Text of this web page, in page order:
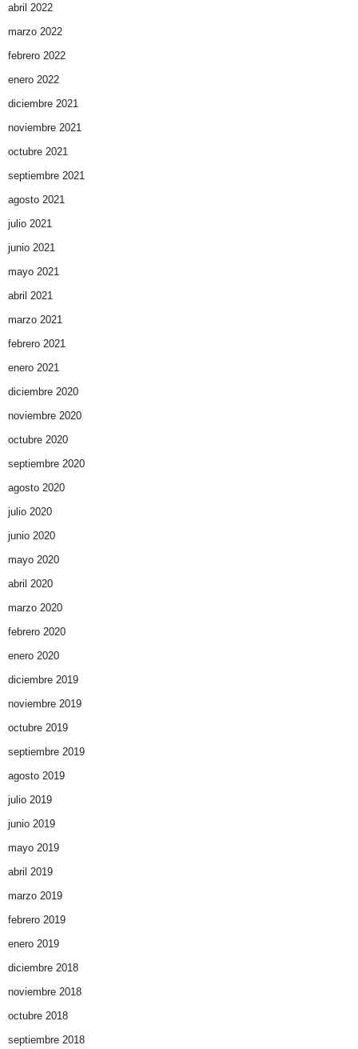
abril 2022
marzo 2022
febrero 2022
enero 2022
diciembre 2021
noviembre 2021
octubre 2021
septiembre 2021
agosto 2021
julio 2021
junio 2021
mayo 2021
abril 2021
marzo 2021
febrero 2021
enero 2021
diciembre 2020
noviembre 2020
octubre 2020
septiembre 2020
agosto 2020
julio 2020
junio 2020
mayo 2020
abril 2020
marzo 2020
febrero 2020
enero 2020
diciembre 2019
noviembre 2019
octubre 2019
septiembre 2019
agosto 2019
julio 2019
junio 2019
mayo 2019
abril 2019
marzo 2019
febrero 2019
enero 2019
diciembre 2018
noviembre 2018
octubre 2018
septiembre 2018